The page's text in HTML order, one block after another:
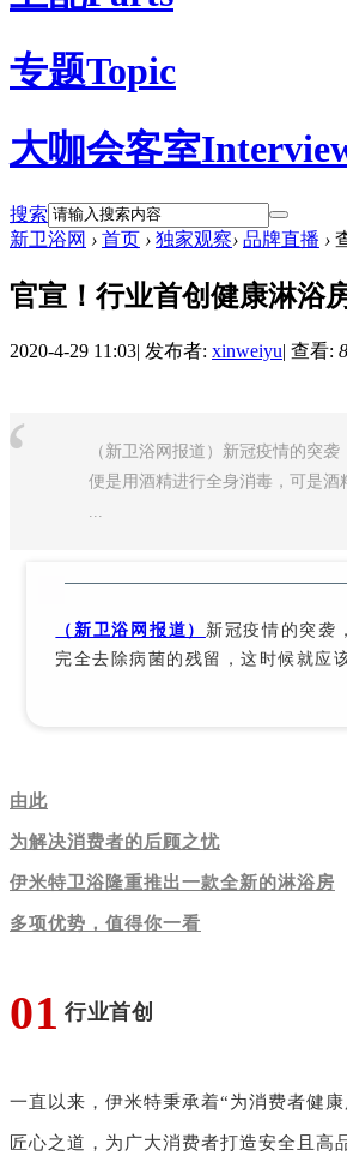
专题Topic
大咖会客室
搜索
新卫浴网 › 首页 › 独家观察› 品牌直播 ›
官宣！行业首创健康淋浴
2020-4-29 11:03| 发布者: xinweiyu| 查看:
（新卫浴网报道）新冠疫情的突
便是用酒精进行全身消毒，可是
（新卫浴网报道） 新冠疫情的突袭
完全去除病菌的残留，这时候就应
由此
为解决消费者的后顾之忧
伊米特卫浴隆重推出一款全新的淋浴房
多项优势，值得你一看
01 行业首创
一直以来，伊米特秉承着“为消费者健
匠心之道，为广大消费者打造安全且高